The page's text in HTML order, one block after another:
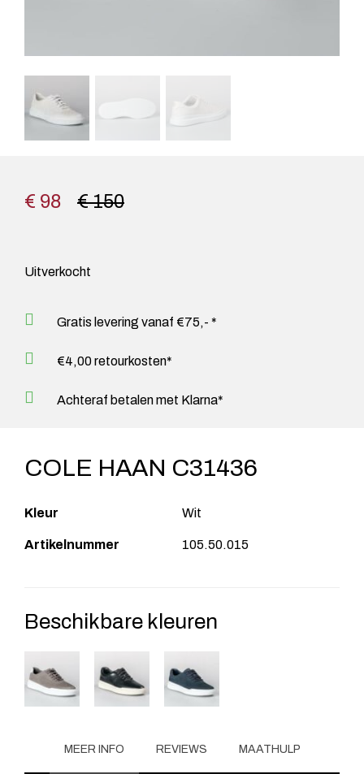
€ 150
€ 98
Uitverkocht
Gratis levering vanaf €75,- *
€4,00 retourkosten*
Achteraf betalen met Klarna*
COLE HAAN C31436
Kleur Wit
Artikelnummer 105.50.015
Beschikbare kleuren
MEER INFO REVIEWS MAATHULP